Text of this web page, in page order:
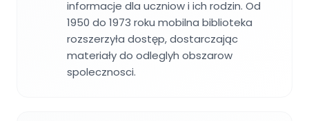
informacje dla uczniow i ich rodzin. Od
1950 do 1973 roku mobilna biblioteka
rozszerzyła dostęp, dostarczając
materiały do odleglyh obszarow
spolecznosci.